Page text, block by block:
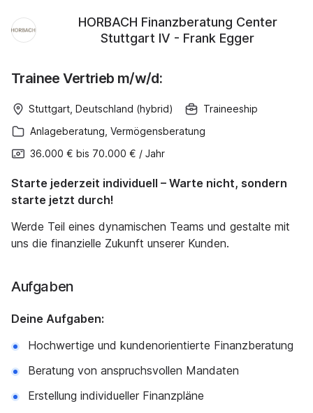
HORBACH Finanzberatung Center
Stuttgart IV - Frank Egger
Trainee Vertrieb m/w/d:
Stuttgart, Deutschland (hybrid)
Traineeship
Anlageberatung, Vermögensberatung
36.000 € bis 70.000 € / Jahr
Starte jederzeit individuell – Warte nicht, sondern
starte jetzt durch!
Werde Teil eines dynamischen Teams und gestalte mit
uns die finanzielle Zukunft unserer Kunden.
Aufgaben
Deine Aufgaben:
Hochwertige und kundenorientierte Finanzberatung
Beratung von anspruchsvollen Mandaten
Erstellung individueller Finanzpläne